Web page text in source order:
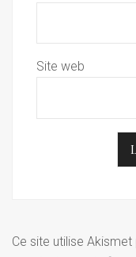
Site web
Ce site utilise